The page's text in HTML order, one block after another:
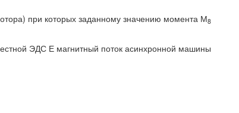
при которых заданному значению момента М8
ЭДС Е магнитный поток асинхронной машины